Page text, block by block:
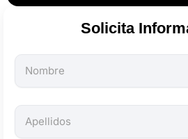
Solicita
Todos
los
son
obligatorios.